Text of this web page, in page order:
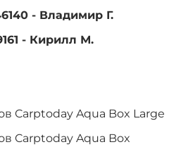
- Владимир Г.
- Кирилл М.
Carptoday Aqua Box Large
Carptoday Aqua Box